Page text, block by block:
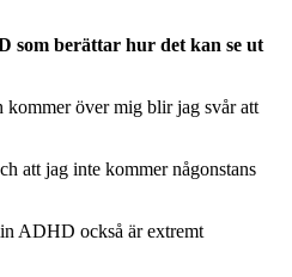
som berättar hur det kan se ut
kommer över mig blir jag svår att
att jag inte kommer någonstans
ADHD också är extremt